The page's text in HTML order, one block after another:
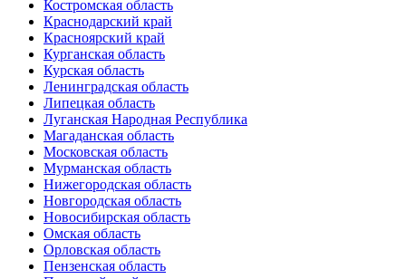
Костромская область
Краснодарский край
Красноярский край
Курганская область
Курская область
Ленинградская область
Липецкая область
Луганская Народная Республика
Магаданская область
Московская область
Мурманская область
Нижегородская область
Новгородская область
Новосибирская область
Омская область
Орловская область
Пензенская область